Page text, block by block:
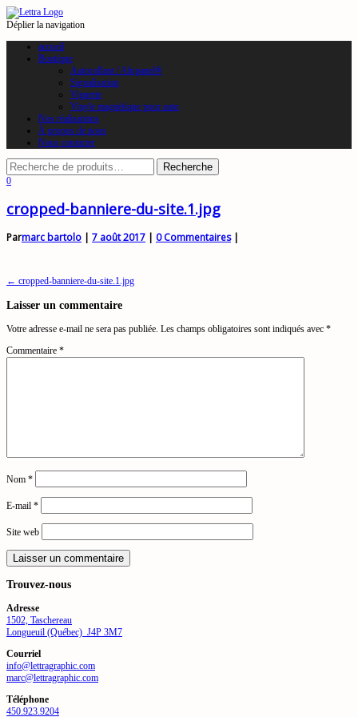
Déplier la navigation
accueil
Boutique
Autocollant / Alupanel®
Signalisation
Vignette
Vinyle magnétique pour auto
Nos réalisations
À propos de nous
Nous contacter
0
cropped-banniere-du-site.1.jpg
Parmarc bartolo | 7 août 2017 | 0 Commentaires|
Navigation
de
← cropped-banniere-du-site.1.jpg
Laisser un commentaire
Votre adresse e-mail ne sera pas publiée. Les champs obligatoires sont indiqués avec *
Commentaire *
Nom *
E-mail *
Site web
Trouvez-nous
Adresse
1502, Taschereau
Longueuil (Québec) J4P 3M7
Courriel
info@lettragraphic.com
marc@lettragraphic.com
Téléphone
450.923.9204